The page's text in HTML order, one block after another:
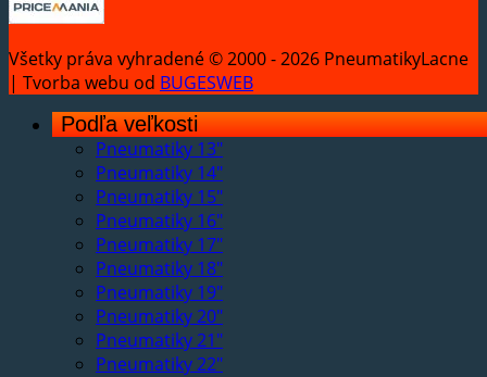
Všetky práva vyhradené © 2000 - 2026 PneumatikyLacne
| Tvorba webu od BUGESWEB
Podľa veľkosti
Pneumatiky 13"
Pneumatiky 14"
Pneumatiky 15"
Pneumatiky 16"
Pneumatiky 17"
Pneumatiky 18"
Pneumatiky 19"
Pneumatiky 20"
Pneumatiky 21"
Pneumatiky 22"